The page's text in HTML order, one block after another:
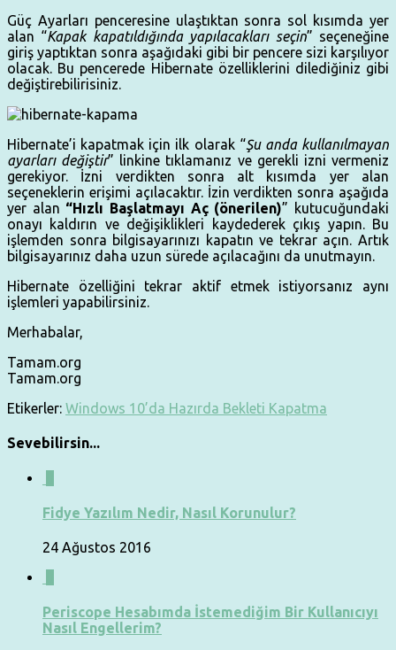
Güç Ayarları penceresine ulaştıktan sonra sol kısımda yer
alan “Kapak kapatıldığında yapılacakları seçin” seçeneğine
giriş yaptıktan sonra aşağıdaki gibi bir pencere sizi karşılıyor
olacak. Bu pencerede Hibernate özelliklerini dilediğiniz gibi
değiştirebilirisiniz.
Hibernate’i kapatmak için ilk olarak “Şu anda kullanılmayan
ayarları değiştir” linkine tıklamanız ve gerekli izni vermeniz
gerekiyor. İzni verdikten sonra alt kısımda yer alan
seçeneklerin erişimi açılacaktır. İzin verdikten sonra aşağıda
yer alan “Hızlı Başlatmayı Aç (önerilen)” kutucuğundaki
onayı kaldırın ve değişiklikleri kaydederek çıkış yapın. Bu
işlemden sonra bilgisayarınızı kapatın ve tekrar açın. Artık
bilgisayarınız daha uzun sürede açılacağını da unutmayın.
Hibernate özelliğini tekrar aktif etmek istiyorsanız aynı
işlemleri yapabilirsiniz.
Merhabalar,
Tamam.org
Tamam.org
Etikerler: Windows 10’da Hazırda Bekleti Kapatma
Sevebilirsin...
Fidye Yazılım Nedir, Nasıl Korunulur?
24 Ağustos 2016
Periscope Hesabımda İstemediğim Bir Kullanıcıyı
Nasıl Engellerim?